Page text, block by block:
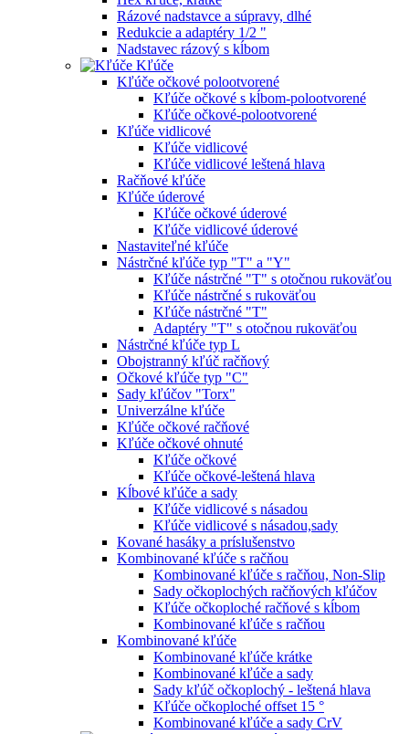
Rázové nadstavce a súpravy, dlhé
Redukcie a adaptéry 1/2 "
Nadstavec rázový s kĺbom
Kľúče
Kľúče očkové polootvorené
Kľúče očkové s kĺbom-polootvorené
Kľúče očkové-polootvorené
Kľúče vidlicové
Kľúče vidlicové
Kľúče vidlicové leštená hlava
Račňové kľúče
Kľúče úderové
Kľúče očkové úderové
Kľúče vidlicové úderové
Nastaviteľné kľúče
Nástrčné kľúče typ "T" a "Y"
Kľúče nástrčné "T" s otočnou rukoväťou
Kľúče nástrčné s rukoväťou
Kľúče nástrčné "T"
Adaptéry "T" s otočnou rukoväťou
Nástrčné kľúče typ L
Obojstranný kľúč račňový
Očkové kľúče typ "C"
Sady kľúčov "Torx"
Univerzálne kľúče
Kľúče očkové račňové
Kľúče očkové ohnuté
Kľúče očkové
Kľúče očkové-leštená hlava
Kĺbové kľúče a sady
Kľúče vidlicové s násadou
Kľúče vidlicové s násadou,sady
Kované hasáky a príslušenstvo
Kombinované kľúče s račňou
Kombinované kľúče s račňou, Non-Slip
Sady očkoplochých račňových kľúčov
Kľúče očkoploché račňové s kĺbom
Kombinované kľúče s račňou
Kombinované kľúče
Kombinované kľúče krátke
Kombinované kľúče a sady
Sady kľúč očkoplochý - leštená hlava
Kľúče očkoploché offset 15 °
Kombinované kľúče a sady CrV